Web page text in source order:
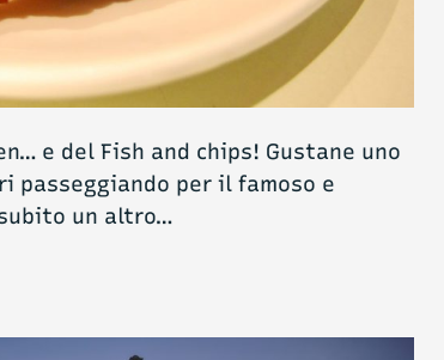
e del Fish and chips! Gustane uno
passeggiando per il famoso e
un altro…